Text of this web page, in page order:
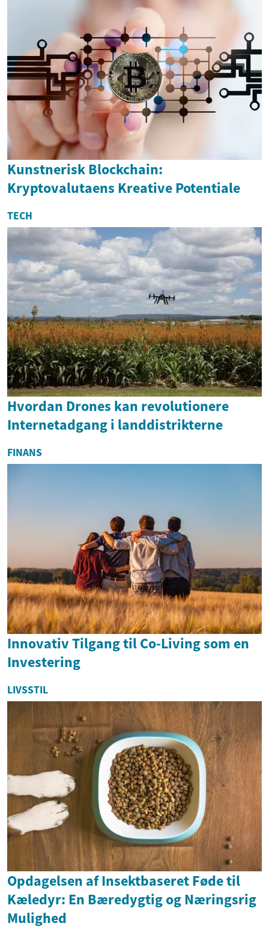
Kunstnerisk Blockchain:
Kryptovalutaens Kreative Potentiale
TECH
Hvordan Drones kan revolutionere
Internetadgang i landdistrikterne
FINANS
Innovativ Tilgang til Co-Living som en
Investering
LIVSSTIL
Opdagelsen af Insektbaseret Føde til
Kæledyr: En Bæredygtig og Næringsrig
Mulighed